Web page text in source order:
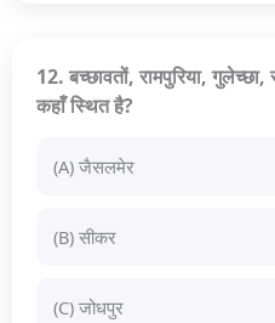
12. बच्छावतों, रामपुरिया,
कहाँ स्थित है?
(A) जैसलमेर
(B) सीकर
(C) जोधपुर